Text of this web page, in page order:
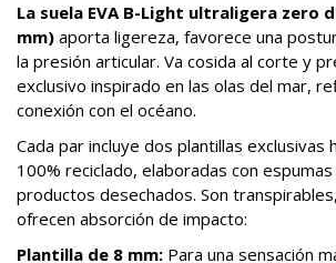
La suela EVA B-Light ultraligera zero
mm) aporta ligereza, favorece una
la presión articular. Va cosida al corte y
exclusivo inspirado en las olas del mar,
conexión con el océano.
Cada par incluye dos plantillas exclusivas
100% reciclado, elaboradas con
productos desechados. Son
ofrecen absorción de impacto:
Plantilla de 8 mm: Para una sensación